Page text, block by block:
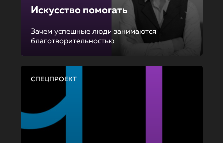
Искусство помогать
Зачем успешные люди занимаются
благотворительностью
СПЕЦПРОЕКТ